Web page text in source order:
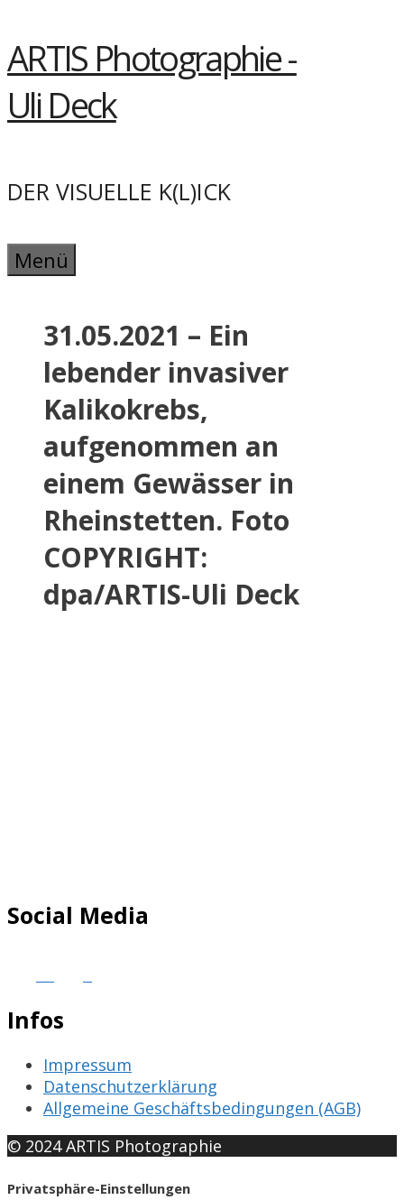
Springe
zum
Inhalt
ARTIS Photographie -
Uli Deck
DER VISUELLE K(L)ICK
Menü
31.05.2021 – Ein
lebender invasiver
Kalikokrebs,
aufgenommen an
einem Gewässer in
Rheinstetten. Foto
COPYRIGHT:
dpa/ARTIS-Uli Deck
Social Media
Infos
Impressum
Datenschutzerklärung
Allgemeine Geschäftsbedingungen (AGB)
© 2024 ARTIS Photographie
Privatsphäre-Einstellungen